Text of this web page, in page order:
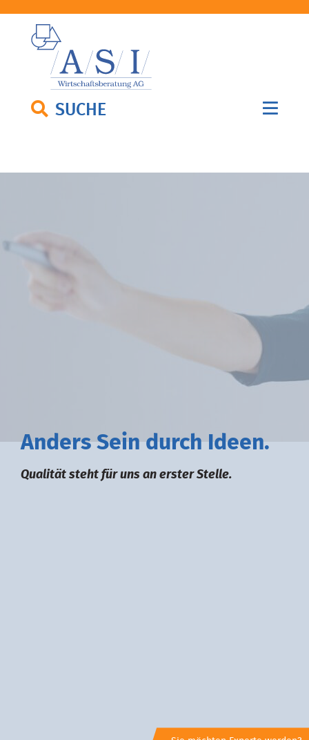
SUCHE
Anders Sein durch deen.
Qualität steht für uns an erster Stelle.